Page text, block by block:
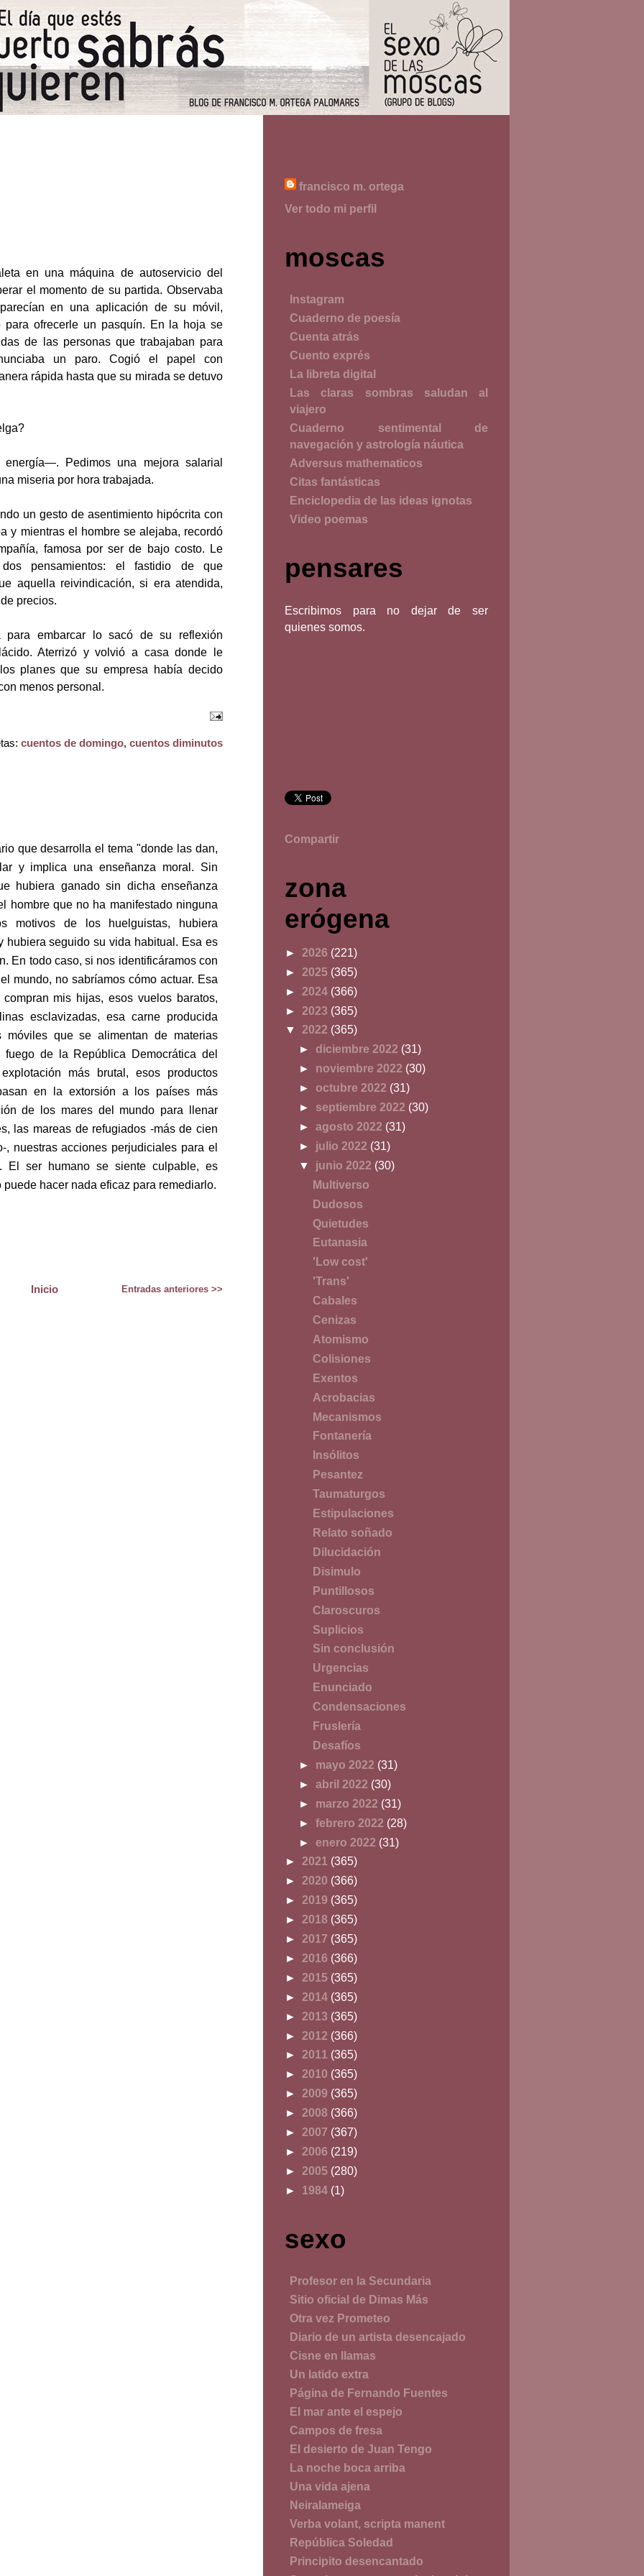
en una máquina de autoservicio del
el momento de su partida. Observaba
en una aplicación de su móvil,
para ofrecerle un pasquín. En la hoja se
de las personas que trabajaban para
un paro. Cogió el papel con
rápida hasta que su mirada se detuvo
Pedimos una mejora salarial
miseria por hora trabajada.
un gesto de asentimiento hipócrita con
y mientras el hombre se alejaba, recordó
famosa por ser de bajo costo. Le
pensamientos: el fastidio de que
aquella reivindicación, si era atendida,
precios.
para embarcar lo sacó de su reflexión
Aterrizó y volvió a casa donde le
planes que su empresa había decido
menos personal.
cuentos de domingo, cuentos diminutos
que desarrolla el tema "donde las dan,
y implica una enseñanza moral. Sin
hubiera ganado sin dicha enseñanza
hombre que no ha manifestado ninguna
motivos de los huelguistas, hubiera
hubiera seguido su vida habitual. Esa es
En todo caso, si nos identificáramos con
mundo, no sabríamos cómo actuar. Esa
mis hijas, esos vuelos baratos,
esclavizadas, esa carne producida
móviles que se alimentan de materias
de la República Democrática del
más brutal, esos productos
en la extorsión a los países más
de los mares del mundo para llenar
las mareas de refugiados -más de cien
, nuestras acciones perjudiciales para el
El ser humano se siente culpable, es
hacer nada eficaz para remediarlo.
Entradas anteriores >>
Inicio
francisco m. ortega
Ver todo mi perfil
moscas
Instagram
Cuaderno de poesía
Cuenta atrás
Cuento exprés
La libreta digital
Las claras sombras saludan al
viajero
Cuaderno sentimental de
navegación y astrología náutica
Adversus mathematicos
Citas fantásticas
Enciclopedia de las ideas ignotas
Video poemas
pensares
Escribimos para no dejar de ser
quienes somos.
Compartir
zona
erógena
► 2026 (221)
► 2025 (365)
► 2024 (366)
► 2023 (365)
▼ 2022 (365)
► diciembre 2022 (31)
► noviembre 2022 (30)
► octubre 2022 (31)
► septiembre 2022 (30)
► agosto 2022 (31)
► julio 2022 (31)
▼ junio 2022 (30)
Multiverso
Dudosos
Quietudes
Eutanasia
'Low cost'
'Trans'
Cabales
Cenizas
Atomismo
Colisiones
Exentos
Acrobacias
Mecanismos
Fontanería
Insólitos
Pesantez
Taumaturgos
Estipulaciones
Relato soñado
Dilucidación
Disimulo
Puntillosos
Claroscuros
Suplicios
Sin conclusión
Urgencias
Enunciado
Condensaciones
Fruslería
Desafíos
► mayo 2022 (31)
► abril 2022 (30)
► marzo 2022 (31)
► febrero 2022 (28)
► enero 2022 (31)
► 2021 (365)
► 2020 (366)
► 2019 (365)
► 2018 (365)
► 2017 (365)
► 2016 (366)
► 2015 (365)
► 2014 (365)
► 2013 (365)
► 2012 (366)
► 2011 (365)
► 2010 (365)
► 2009 (365)
► 2008 (366)
► 2007 (367)
► 2006 (219)
► 2005 (280)
► 1984 (1)
sexo
Profesor en la Secundaria
Sitio oficial de Dimas Más
Otra vez Prometeo
Diario de un artista desencajado
Cisne en llamas
Un latido extra
Página de Fernando Fuentes
El mar ante el espejo
Campos de fresa
El desierto de Juan Tengo
La noche boca arriba
Una vida ajena
Neiralameiga
Verba volant, scripta manent
República Soledad
Principito desencantado